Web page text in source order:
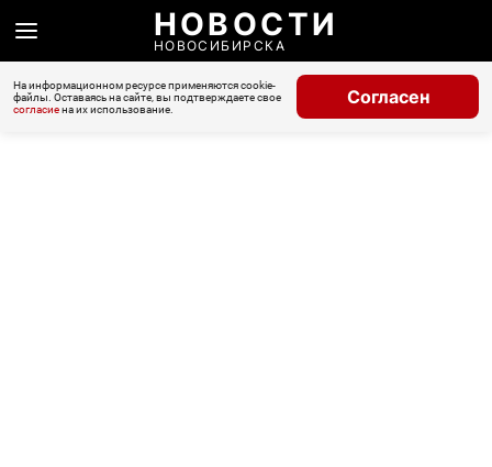
НОВОСТИ
НОВОСИБИРСКА
На информационном ресурсе применяются cookie-
файлы. Оставаясь на сайте, вы подтверждаете свое
согласиена их использование.
Согласен